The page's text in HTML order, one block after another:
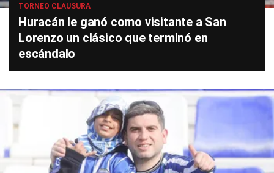
TORNEO CLAUSURA
Huracán le ganó como visitante a San
Lorenzo un clásico que terminó en
escándalo